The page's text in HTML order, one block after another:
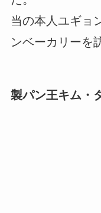
当の本人ユギョ
ンベーカリーを
製パン王キム